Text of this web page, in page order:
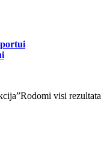
Rodomi visi